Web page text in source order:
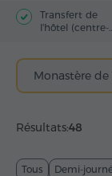
Transfert de
l'hôtel (centre-
Monastère de
Résultats:48
Tous Demi-